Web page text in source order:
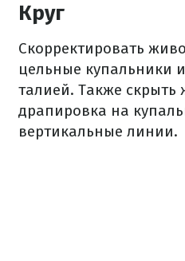
Круг
Скорректировать
цельные купальники
талией. Также скрыть
драпировка на
вертикальные линии.